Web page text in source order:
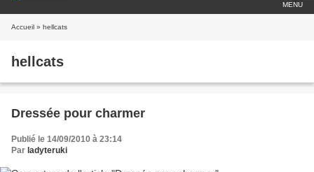
MENU
Accueil » hellcats
hellcats
Dressée pour charmer
Publié le 14/09/2010 à 23:14
Par ladyteruki